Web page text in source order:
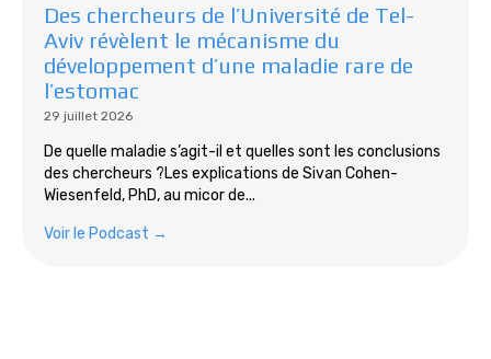
Des chercheurs de l’Université de Tel-
Aviv révèlent le mécanisme du
développement d’une maladie rare de
l’estomac
29 juillet 2026
De quelle maladie s’agit-il et quelles sont les conclusions
des chercheurs ?Les explications de Sivan Cohen-
Wiesenfeld, PhD, au micor de...
Voir le Podcast →